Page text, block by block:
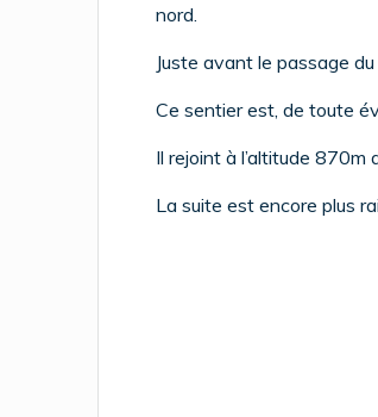
nord.
Juste avant le passage
Ce sentier est, de toute
Il rejoint à l’altitude 870m
La suite est encore plus